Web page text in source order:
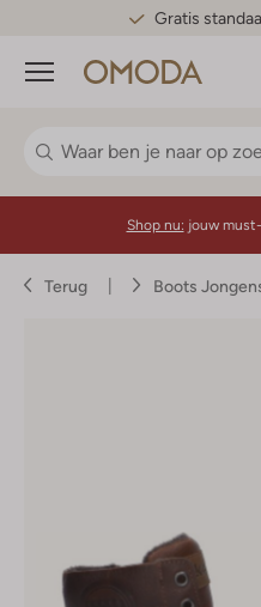
Gratis
Menu
Shop nu: jouw
Terug Boots